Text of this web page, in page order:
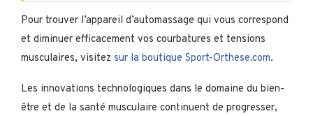
Pour trouver l’appareil d’automassage qui vous correspond
et diminuer efficacement vos courbatures et tensions
musculaires, visitez sur la boutique Sport-Orthese.com.
Les innovations technologiques dans le domaine du bien-
être et de la santé musculaire continuent de progresser,